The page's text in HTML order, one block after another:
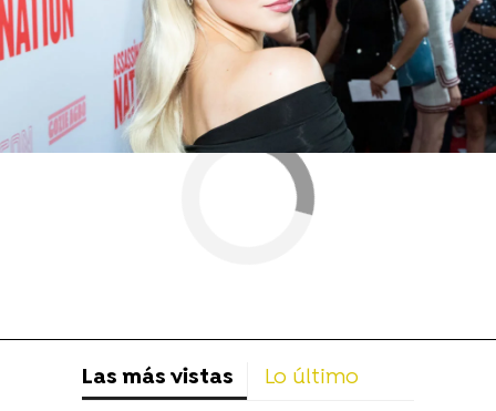
Las más vistas Lo último